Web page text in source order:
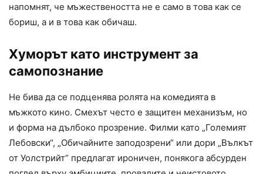
напомнят, че мъжествеността не е само в това как се
бориш, а и в това как обичаш.
Хуморът като инструмент за
самопознание
Не бива да се подценява ролята на комедията в
мъжкото кино. Смехът често е защитен механизъм, но
и форма на дълбоко прозрение. Филми като „Големият
Лебовски“, „Обичайните заподозрени“ или дори „Вълкът
от Уолстрийт“ предлагат ироничен, понякога абсурден